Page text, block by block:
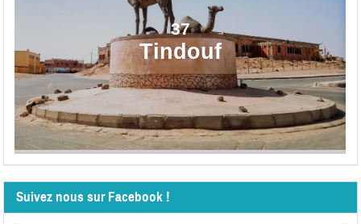
37
Tindouf
Suivez nous sur Facebook !